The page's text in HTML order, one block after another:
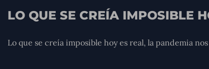
LO QUE SE CREÍA IMPOSIBLE
Lo que se creía imposible hoy es real, la pandemia